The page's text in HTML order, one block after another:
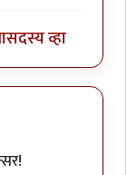
सदस्य व्हा